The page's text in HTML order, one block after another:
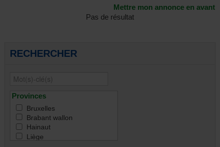
Mettre mon annonce en avant
Pas de résultat
RECHERCHER
Provinces
Bruxelles
Brabant wallon
Hainaut
Liège